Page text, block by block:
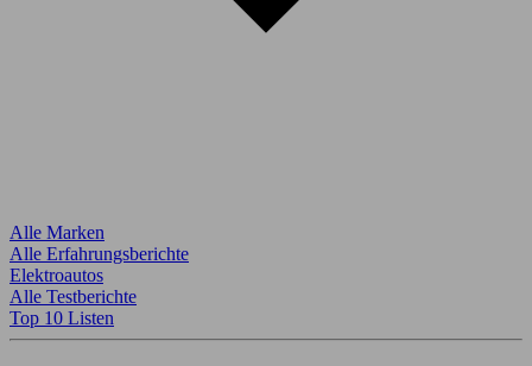
Alle Marken
Alle Erfahrungsberichte
Elektroautos
Alle Testberichte
Top 10 Listen